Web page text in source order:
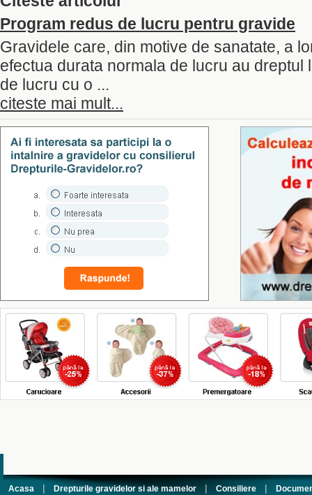
Program redus de lucru pentru gravide
Gravidele care, din motive de sanatate, a
efectua durata normala de lucru au dreptul
de lucru cu o ...
citeste mai mult...
Acasa |Drepturile gravidelor si ale mamelor |Consiliere |